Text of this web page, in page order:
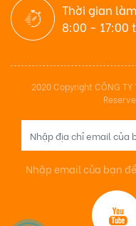
Thời gian
8:00 - 17:00
2020 Copyright CÔNG TY
Nhập email của bạn